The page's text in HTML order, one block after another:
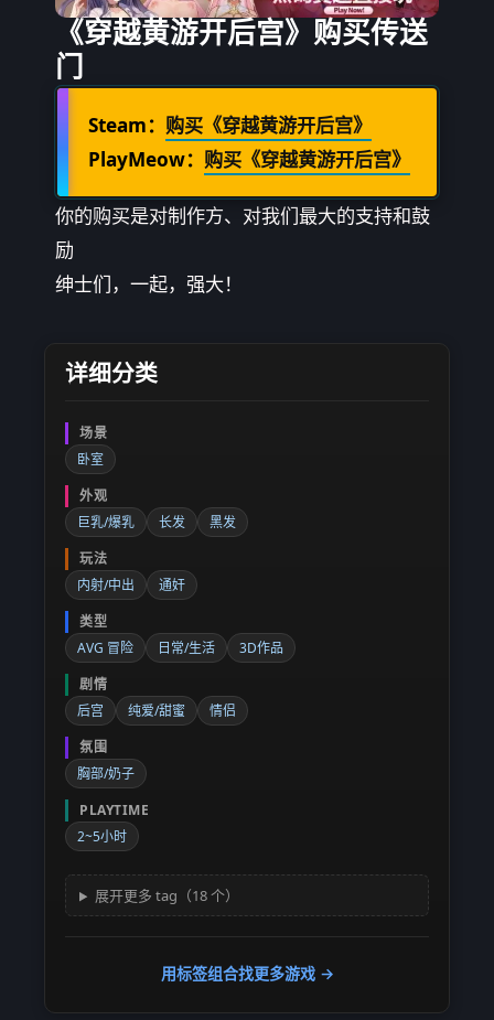
《穿越黄游开后宫》购买传送
门
Steam： 购买《穿越黄游开后宫》
PlayMeow： 购买《穿越黄游开后宫》
你的购买是对制作方、对我们最大的支持和鼓
励
绅士们，一起，强大！
详细分类
场景
卧室
外观
巨乳/爆乳
长发
黑发
玩法
内射/中出
通奸
类型
AVG 冒险
日常/生活
3D作品
剧情
后宫
纯爱/甜蜜
情侣
氛围
胸部/奶子
PLAYTIME
2~5小时
展开更多 tag（18 个）
用标签组合找更多游戏 →